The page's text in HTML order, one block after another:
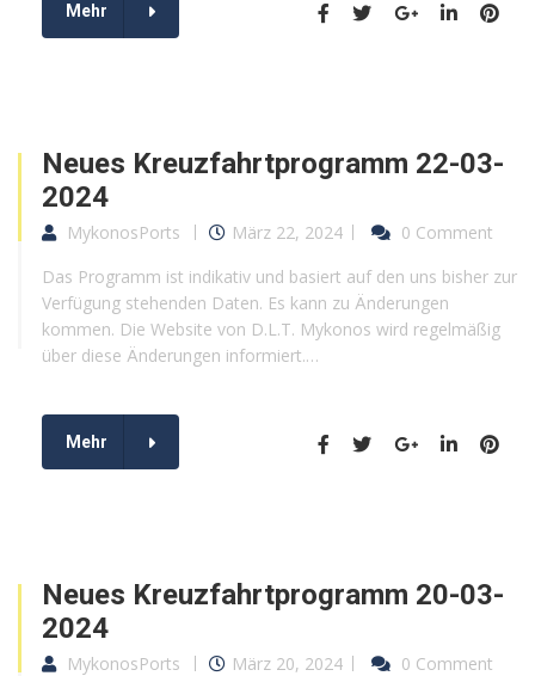
Mehr
Neues Kreuzfahrtprogramm 22-03-
2024
MykonosPorts März 22, 2024
0 Comment
Das Programm ist indikativ und basiert auf den uns bisher zur
Verfügung stehenden Daten. Es kann zu Änderungen
kommen. Die Website von D.L.T. Mykonos wird regelmäßig
über diese Änderungen informiert.…
Mehr
Neues Kreuzfahrtprogramm 20-03-
2024
MykonosPorts März 20, 2024
0 Comment